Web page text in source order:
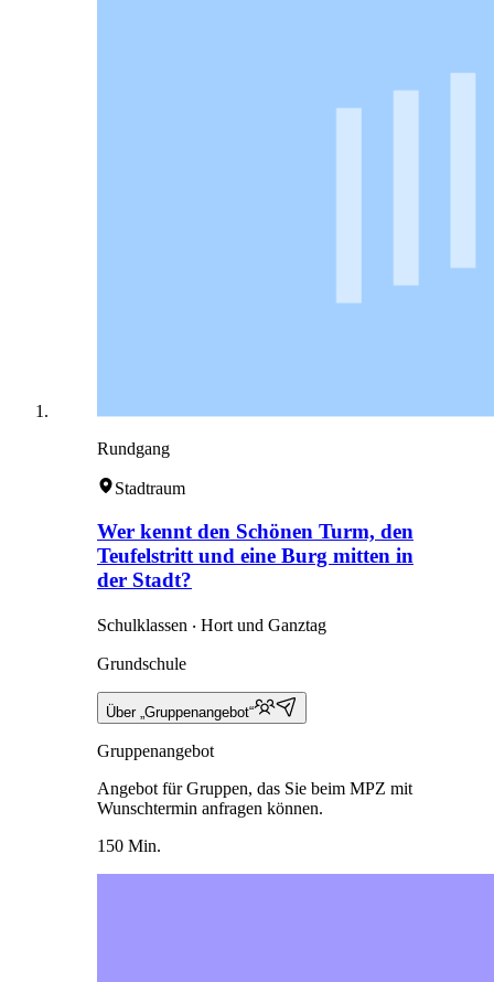
Rundgang
Stadtraum
Wer kennt den Schönen Turm, den
Teufelstritt und eine Burg mitten in
der Stadt?
Schulklassen ‧ Hort und Ganztag
Grundschule
Über „Gruppenangebot“
Gruppenangebot
Angebot für Gruppen, das Sie beim MPZ mit
Wunschtermin anfragen können.
150 Min.